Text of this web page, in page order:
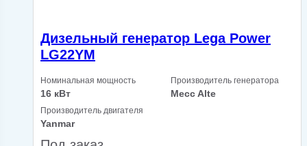
Дизельный генератор Lega Power
LG22YM
Номинальная мощность
16 кВт
Производитель генератора
Mecc Alte
Производитель двигателя
Yanmar